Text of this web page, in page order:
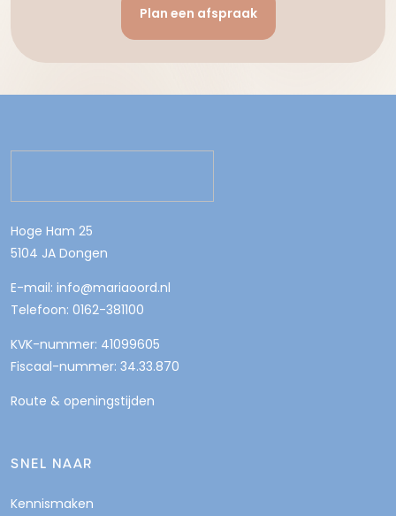
Plan een afspraak
Hoge Ham 25
5104 JA Dongen
E-mail: info@mariaoord.nl
Telefoon: 0162-381100
KVK-nummer: 41099605
Fiscaal-nummer: 34.33.870
Route & openingstijden
SNEL NAAR
Kennismaken